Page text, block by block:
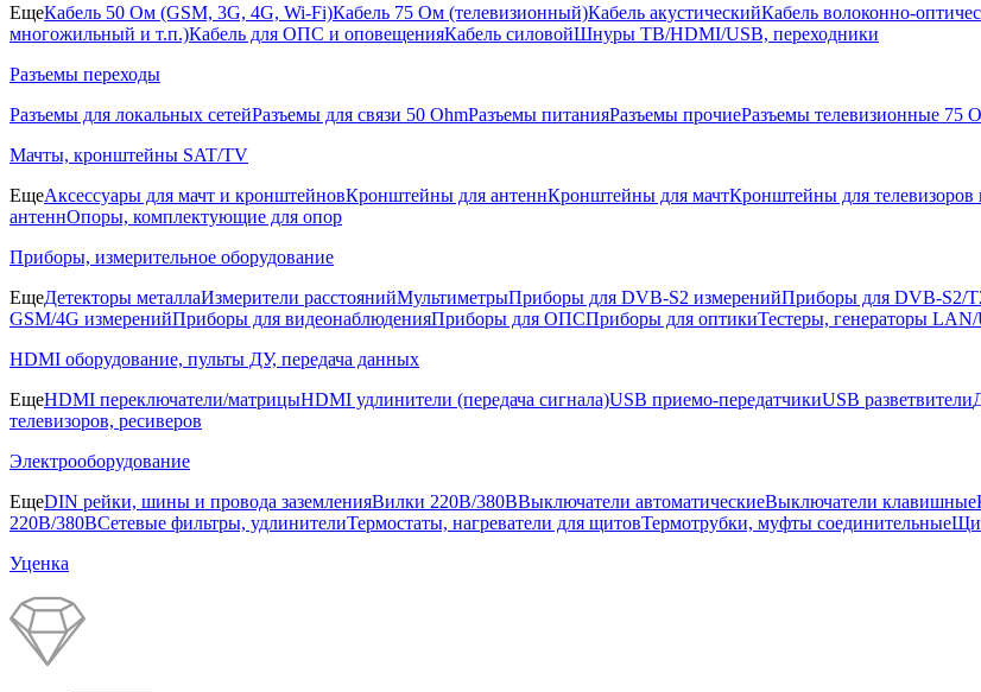
ЕщеКабель 50 Ом (GSM, 3G, 4G, Wi-Fi)Кабель 75 Ом (телевизионный)Кабель акустическийКабель волоконно-
многожильный и т.п.)Кабель для ОПС и оповещенияКабель силовойШнуры ТВ/HDMI/USB, переходники
Разъемы переходы
Разъемы для локальных сетейРазъемы для связи 50 OhmРазъемы питанияРазъемы прочиеРазъемы телевизионные 75
Мачты, кронштейны SAT/TV
ЕщеАксессуары для мачт и кронштейновКронштейны для антеннКронштейны для мачтКронштейны для телевизоров
антеннОпоры, комплектующие для опор
Приборы, измерительное оборудование
ЕщеДетекторы металлаИзмерители расстоянийМультиметрыПриборы для DVB-S2 измеренийПриборы для DVB-S2/
GSM/4G измеренийПриборы для видеонаблюденияПриборы для ОПСПриборы для оптикиТестеры, генераторы
HDMI оборудование, пульты ДУ, передача данных
ЕщеHDMI переключатели/матрицыHDMI удлинители (передача сигнала)USB приемо-передатчикиUSB разветвители
телевизоров, ресиверов
Электрооборудование
ЕщеDIN рейки, шины и провода заземленияВилки 220В/380ВВыключатели автоматическиеВыключатели клавишные
220В/380ВСетевые фильтры, удлинителиТермостаты, нагреватели для щитовТермотрубки, муфты соединительные
Уценка